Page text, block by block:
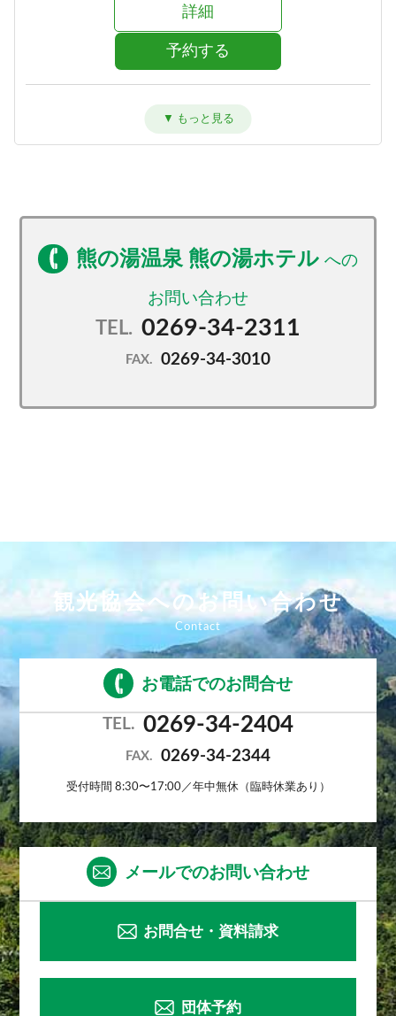
詳細
予約する
予約する
熊の湯温泉 熊の湯ホテル
TEL. 0269-34-2311
FAX. 0269-34-3010
観光協会へのお問い合わせ
お電話でのお問合せ
TEL. 0269-34-2404
FAX. 0269-34-2344
受付時間 8:30〜17:00／年中無休（臨時休業あり）
メールでのお問い合わせ
お問合せ・資料請求
団体予約